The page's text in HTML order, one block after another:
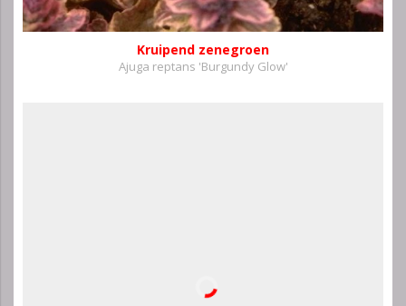
Kruipend zenegroen
Ajuga reptans 'Burgundy Glow'